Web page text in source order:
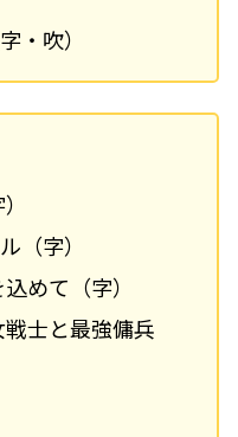
・吹）
（字）
めて（字）
士と最強傭兵